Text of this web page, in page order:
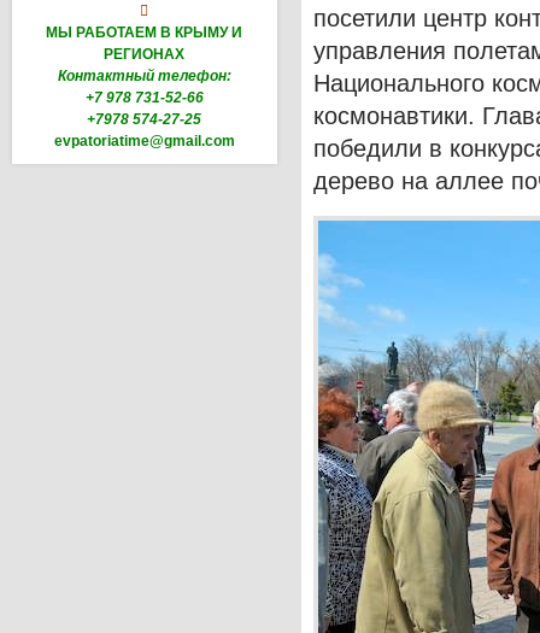

МЫ РАБОТАЕМ В КРЫМУ И
РЕГИОНАХ
Контактный телефон:
+7 978 731-52-66
+7978 574-27-25
evpatoriatime@gmail.com
посетили центр
управления
Национального
космонавтики.
победили в
дерево на аллее